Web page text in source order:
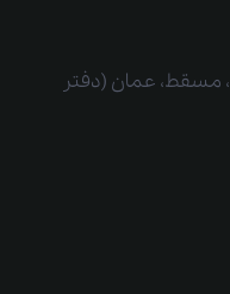
ال موج 335، خیابان 6، مسقط، عمان (دفتر